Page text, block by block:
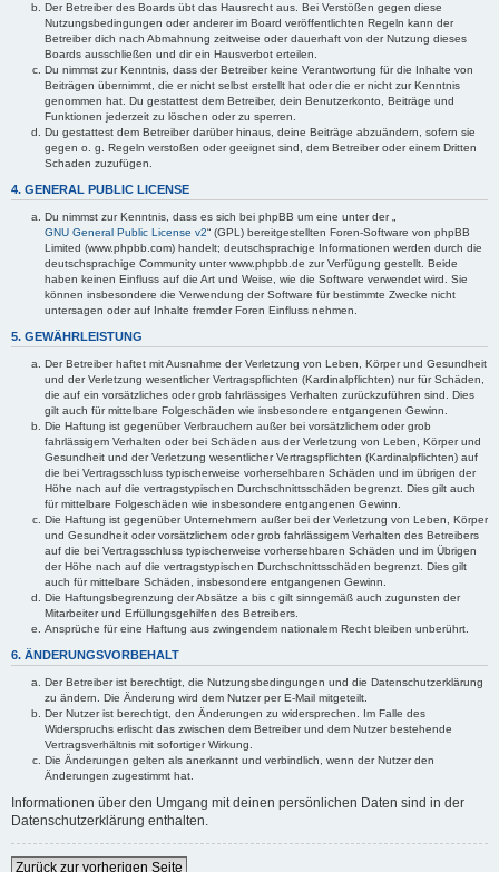
Der Betreiber des Boards übt das Hausrecht aus. Bei Verstößen gegen diese
Nutzungsbedingungen oder anderer im Board veröffentlichten Regeln kann der
Betreiber dich nach Abmahnung zeitweise oder dauerhaft von der Nutzung dieses
Boards ausschließen und dir ein Hausverbot erteilen.
Du nimmst zur Kenntnis, dass der Betreiber keine Verantwortung für die Inhalte von
Beiträgen übernimmt, die er nicht selbst erstellt hat oder die er nicht zur Kenntnis
genommen hat. Du gestattest dem Betreiber, dein Benutzerkonto, Beiträge und
Funktionen jederzeit zu löschen oder zu sperren.
Du gestattest dem Betreiber darüber hinaus, deine Beiträge abzuändern, sofern sie
gegen o. g. Regeln verstoßen oder geeignet sind, dem Betreiber oder einem Dritten
Schaden zuzufügen.
4. GENERAL PUBLIC LICENSE
Du nimmst zur Kenntnis, dass es sich bei phpBB um eine unter der „
GNU General Public License v2“ (GPL) bereitgestellten Foren-Software von phpBB
Limited (www.phpbb.com) handelt; deutschsprachige Informationen werden durch die
deutschsprachige Community unter www.phpbb.de zur Verfügung gestellt. Beide
haben keinen Einfluss auf die Art und Weise, wie die Software verwendet wird. Sie
können insbesondere die Verwendung der Software für bestimmte Zwecke nicht
untersagen oder auf Inhalte fremder Foren Einfluss nehmen.
5. GEWÄHRLEISTUNG
Der Betreiber haftet mit Ausnahme der Verletzung von Leben, Körper und Gesundheit
und der Verletzung wesentlicher Vertragspflichten (Kardinalpflichten) nur für Schäden,
die auf ein vorsätzliches oder grob fahrlässiges Verhalten zurückzuführen sind. Dies
gilt auch für mittelbare Folgeschäden wie insbesondere entgangenen Gewinn.
Die Haftung ist gegenüber Verbrauchern außer bei vorsätzlichem oder grob
fahrlässigem Verhalten oder bei Schäden aus der Verletzung von Leben, Körper und
Gesundheit und der Verletzung wesentlicher Vertragspflichten (Kardinalpflichten) auf
die bei Vertragsschluss typischerweise vorhersehbaren Schäden und im übrigen der
Höhe nach auf die vertragstypischen Durchschnittsschäden begrenzt. Dies gilt auch
für mittelbare Folgeschäden wie insbesondere entgangenen Gewinn.
Die Haftung ist gegenüber Unternehmern außer bei der Verletzung von Leben, Körper
und Gesundheit oder vorsätzlichem oder grob fahrlässigem Verhalten des Betreibers
auf die bei Vertragsschluss typischerweise vorhersehbaren Schäden und im Übrigen
der Höhe nach auf die vertragstypischen Durchschnittsschäden begrenzt. Dies gilt
auch für mittelbare Schäden, insbesondere entgangenen Gewinn.
Die Haftungsbegrenzung der Absätze a bis c gilt sinngemäß auch zugunsten der
Mitarbeiter und Erfüllungsgehilfen des Betreibers.
Ansprüche für eine Haftung aus zwingendem nationalem Recht bleiben unberührt.
6. ÄNDERUNGSVORBEHALT
Der Betreiber ist berechtigt, die Nutzungsbedingungen und die Datenschutzerklärung
zu ändern. Die Änderung wird dem Nutzer per E-Mail mitgeteilt.
Der Nutzer ist berechtigt, den Änderungen zu widersprechen. Im Falle des
Widerspruchs erlischt das zwischen dem Betreiber und dem Nutzer bestehende
Vertragsverhältnis mit sofortiger Wirkung.
Die Änderungen gelten als anerkannt und verbindlich, wenn der Nutzer den
Änderungen zugestimmt hat.
Informationen über den Umgang mit deinen persönlichen Daten sind in der
Datenschutzerklärung enthalten.
Zurück zur vorherigen Seite